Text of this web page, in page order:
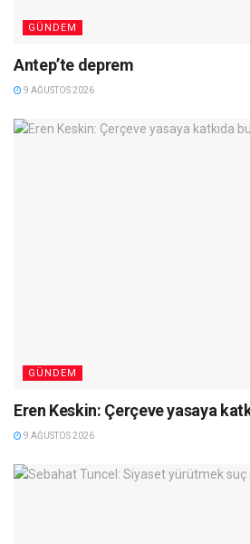
GÜNDEM
Antep’te deprem
9 AĞUSTOS 2026
GÜNDEM
Eren Keskin: Çerçeve yasaya
9 AĞUSTOS 2026